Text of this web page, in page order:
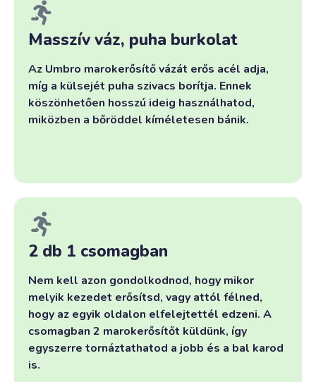
Masszív váz, puha burkolat
Az Umbro marokerősítő vázát erős acél adja,
míg a külsejét puha szivacs borítja. Ennek
köszönhetően hosszú ideig használhatod,
miközben a bőröddel kíméletesen bánik.
2 db 1 csomagban
Nem kell azon gondolkodnod, hogy mikor
melyik kezedet erősítsd, vagy attól félned,
hogy az egyik oldalon elfelejtettél edzeni. A
csomagban 2 marokerősítőt küldünk, így
egyszerre tornáztathatod a jobb és a bal karod
is.